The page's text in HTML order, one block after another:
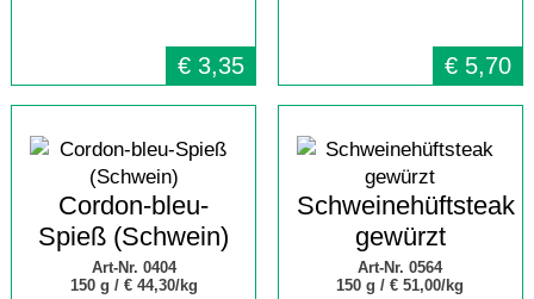
€ 3,35 € 5,70
Cordon-bleu-
Spieß (Schwein)
Art-Nr. 0404
150 g / € 44,30/kg
Schweinehüftsteak
gewürzt
Art-Nr. 0564
150 g /€ 51,00/kg